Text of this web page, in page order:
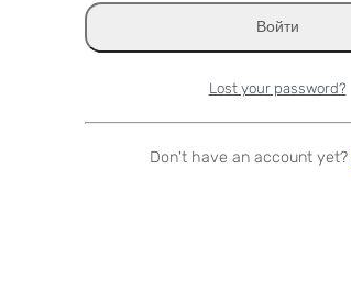
Lost your password?
Don't have an account yet?